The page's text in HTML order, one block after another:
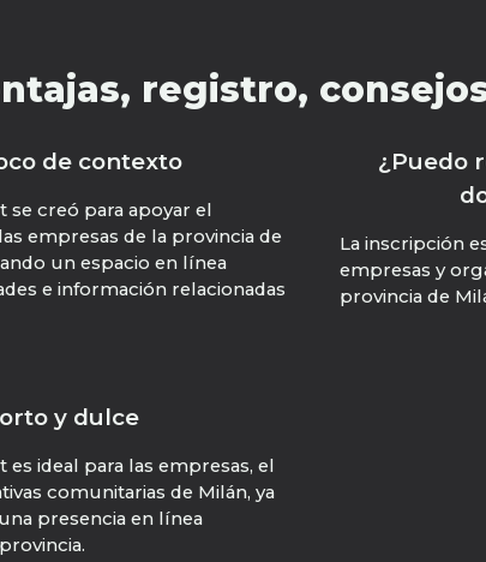
registro,
de contexto
se creó para apoyar el
empresas de la provincia de
un espacio en línea
e información relacionadas
¿Puedo
La inscripción
empresas y
provincia de
y dulce
es ideal para las empresas, el
comunitarias de Milán, ya
presencia en línea